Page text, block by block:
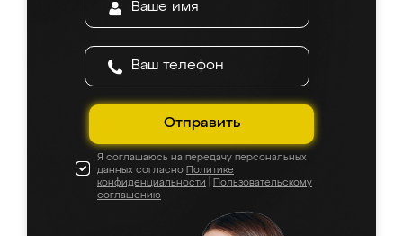
Отправить
Я соглашаюсь на передачу персональных
данных согласно Политике
конфиденциальности
Пользовательскому
соглашению